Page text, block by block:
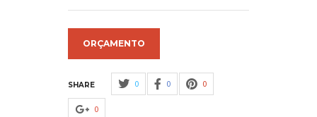
ORÇAMENTO
SHARE 0 0 0
0